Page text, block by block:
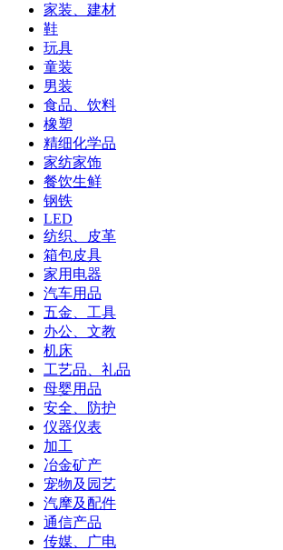
家装、建材
鞋
玩具
童装
男装
食品、饮料
橡塑
精细化学品
家纺家饰
餐饮生鲜
钢铁
LED
纺织、皮革
箱包皮具
家用电器
汽车用品
五金、工具
办公、文教
机床
工艺品、礼品
母婴用品
安全、防护
仪器仪表
加工
冶金矿产
宠物及园艺
汽摩及配件
通信产品
传媒、广电